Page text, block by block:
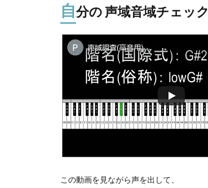
自分の 声域音域チェック
この動画を見ながら声を出して、